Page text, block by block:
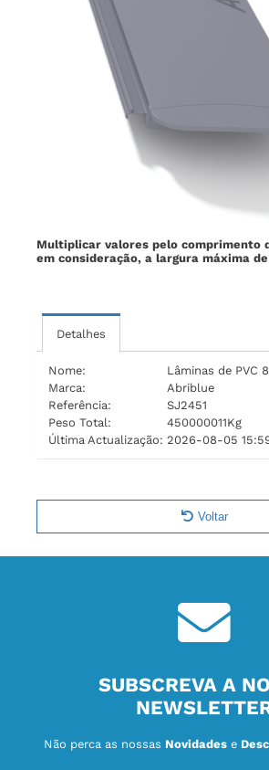
Multiplicar valores pelo comprimento
em consideração, a largura máxima
Detalhes
Nome:
Lâminas de PVC
Marca:
Abriblue
Referência:
SJ2451
Peso Total:
450000011Kg
Última Actualização: 2026-08-05
Voltar
SUBSCREVA A
Não perca as nossas Novidades e